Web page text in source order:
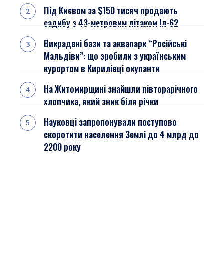
Під Києвом за $150 тисяч продають
садибу з 43-метровим літаком Іл-62
Викрадені бази та аквапарк “Російські
Мальдіви”: що зробили з українським
курортом в Кирилівці окупанти
На Житомирщині знайшли півторарічного
хлопчика, який зник біля річки
Науковці запропонували поступово
скоротити населення Землі до 4 млрд до
2200 року